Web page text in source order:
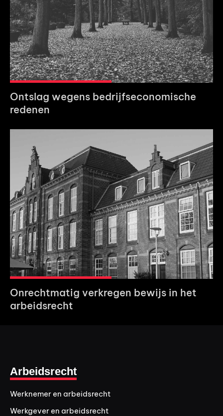
Ontslag wegens bedrijfseconomische
redenen
Onrechtmatig verkregen bewijs in het
arbeidsrecht
Arbeidsrecht
Werknemer en arbeidsrecht
Werkgever en arbeidsrecht